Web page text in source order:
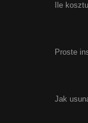
Ile
Proste
Jak